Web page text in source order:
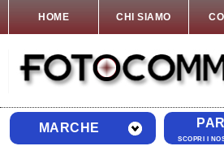
HOME CHI SIAMO
MARCHE
SCOPRI I